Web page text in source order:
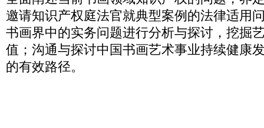
邀请知识产权庭法官就典型案例的法律适用
书画界中的实务问题进行分析与探讨，挖掘
值；沟通与探讨中国书画艺术事业持续健康
的有效路径。